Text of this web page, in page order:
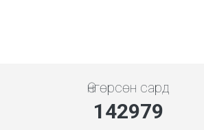
Өнгөрсөн сард
142979